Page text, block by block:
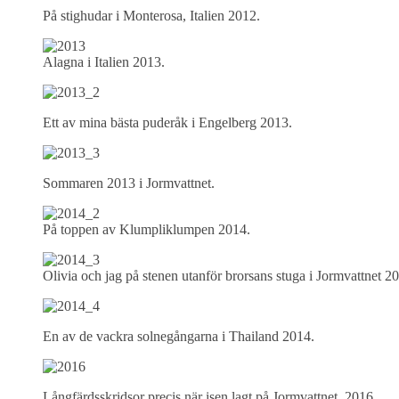
På stighudar i Monterosa, Italien 2012.
Alagna i Italien 2013.
Ett av mina bästa puderåk i Engelberg 2013.
Sommaren 2013 i Jormvattnet.
På toppen av Klumpliklumpen 2014.
Olivia och jag på stenen utanför brorsans stuga i Jormvattnet
En av de vackra solnegångarna i Thailand 2014.